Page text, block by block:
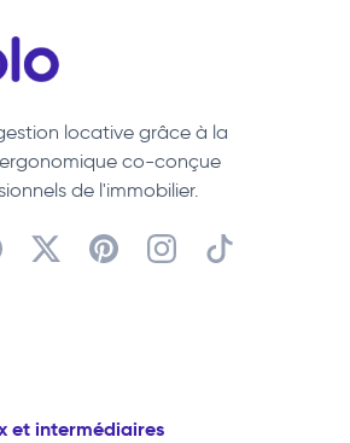
locative grâce à la
co-conçue
de l'immobilier.
et intermédiaires